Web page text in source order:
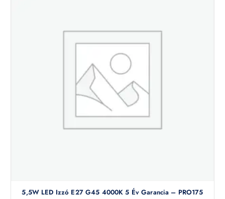
5,5W LED Izzó E27 G45 4000K 5 Év Garancia – PRO175